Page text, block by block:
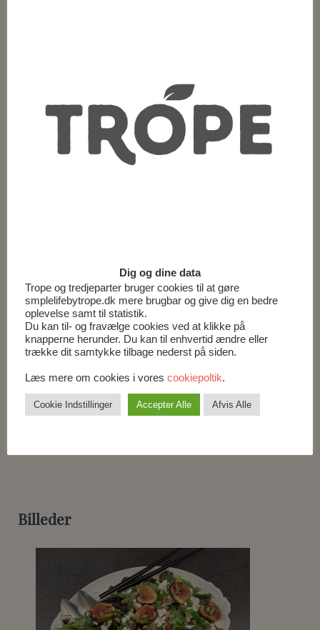
2 spsk balsamico-eddike
1 spsk Dijon-sennep
1 spsk olivenolie
1 spsk daddelsirup
Grill dem i ca. 2 minutter på grillen med skæresiden
nedad.
De skal have grillstriber og være blevet en anelse
bløde.
Anret salaten på et fad, smuldr fetaosten over. Læg
fignerne på fadet og drys pistaciekerner over.
Pisk ingredienserne sammen (eller ryst i en melryster)
og hæld den over salaten.
Billeder
Dig og dine data
Trope og tredjeparter bruger cookies til at gøre
smplelifebytrope.dk mere brugbar og give dig en bedre
oplevelse samt til statistik.
Du kan til- og fravælge cookies ved at klikke på
knapperne herunder. Du kan til enhvertid ændre eller
trække dit samtykke tilbage nederst på siden.
Læs mere om cookies i vores cookiepoltik.
Cookie Indstillinger Accepter Alle Afvis Alle